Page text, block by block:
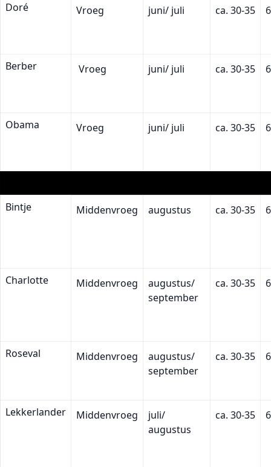
Doré Vroeg juni/ juli ca. 30-35
Berber Vroeg juni/ juli ca. 30-35
Obama Vroeg juni/ juli ca. 30-35
Bintje Middenvroeg augustus ca. 30-35
Charlotte Middenvroeg
augustus/
september
ca. 30-35
Roseval Middenvroeg
augustus/
september
ca. 30-35
Lekkerlander Middenvroeg
juli/
augustus
ca. 30-35